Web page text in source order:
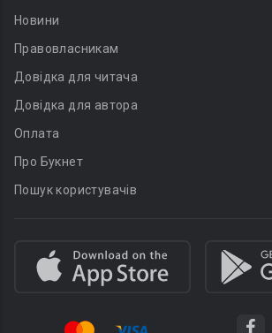
Новини
Правовласникам
Довідка для читача
Довідка для автора
Оплата
Про Букнет
Пошук користувачів